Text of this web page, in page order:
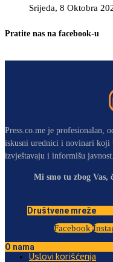
Srijeda, 8 Oktobra
Pratite nas na facebook-u
Press.co.me je profesionalan,
iskusni urednici i novinari koji
izvještavaju i informišu javnost.
Mi smo tu zbog Vas,
Društvene mreže
Facebook
O nama
Uslovi korišćenja